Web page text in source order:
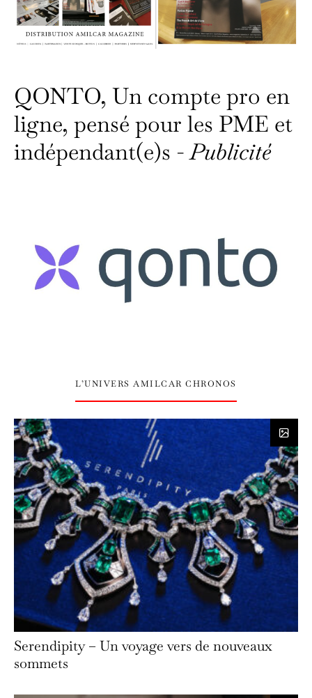
QONTO, Un compte pro en
ligne, pensé pour les PME et
indépendant(e)s -Publicité
L’UNIVERS AMILCAR CHRONOS
Serendipity – Un voyage vers de nouveaux
sommets